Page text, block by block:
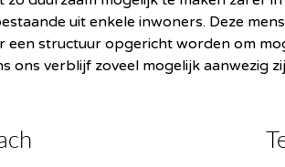
uit enkele inwoners. Deze
een structuur opgericht worden om
ons verblijf zoveel mogelijk aanwezig